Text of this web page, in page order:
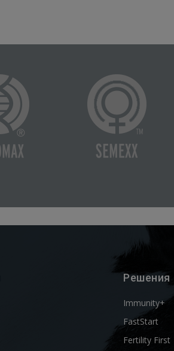
Решения
Immunity+
FastStart
Fertility First